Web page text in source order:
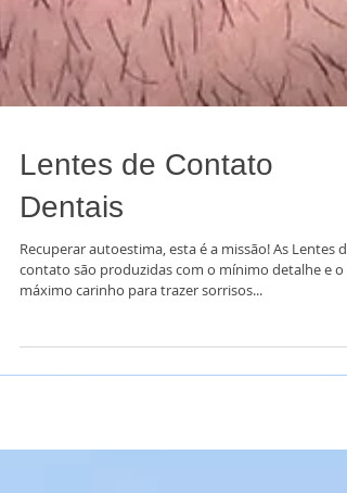
Lentes de Contato
Dentais
máximo carinho para trazer sorrisos...